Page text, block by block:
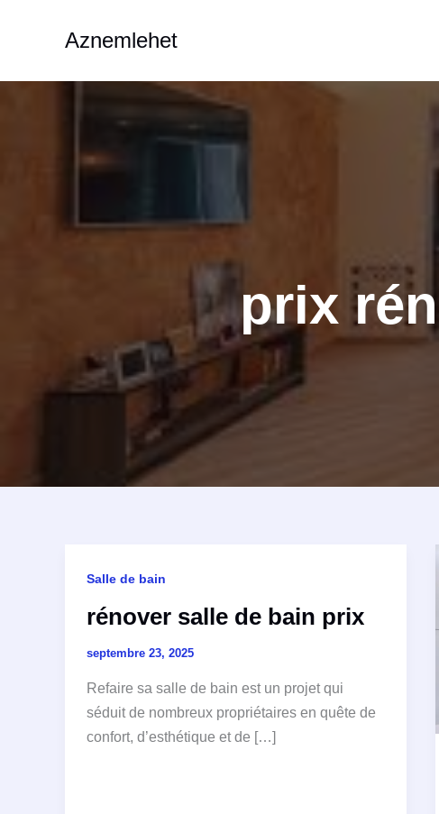
Aznemlehet
prix
Salle de bain
rénover salle de bain prix
septembre 23, 2025
Refaire sa salle de bain est un projet qui
séduit de nombreux propriétaires en quête de
confort, d’esthétique et de […]